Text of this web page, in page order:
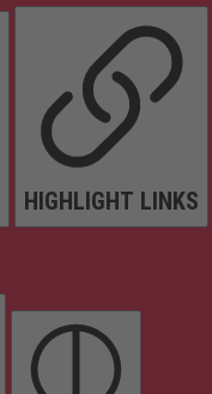
HIGHLIGHT LINKS